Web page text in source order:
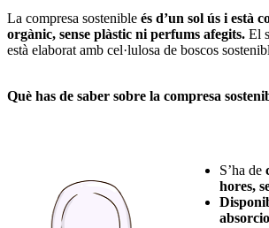
La compresa sostenible és d’un sol ús i està
orgànic, sense plàstic ni perfums afegits. El
està elaborat amb cel·lulosa de boscos
Què has de saber sobre la compresa
S’ha de
hores,